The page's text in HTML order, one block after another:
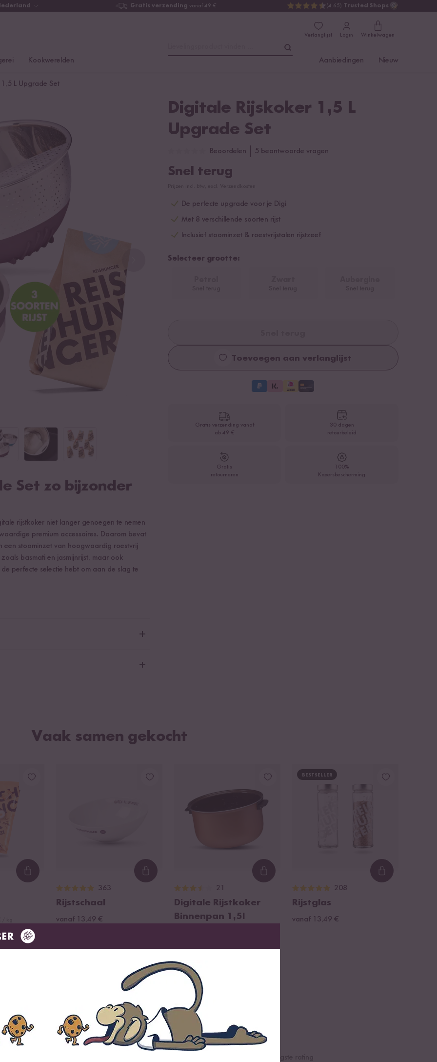
Gratis verzending vanaf 49 € (4.65) Trusted Shops
Verlanglijst Login Winkelwagen
Kookwerelden Aanbiedingen Nieuw
1,5 L Upgrade Set
Digitale Rijskoker 1,5 L
Upgrade Set
Beoordelen 5 beantwoorde vragen
Snel terug
De perfecte upgrade voor je Digi
Met 8 verschillende soorten rijst
Inclusief stoominzet & roestvrijstalen rijstzeef
Selecteer grootte:
Toevoegen aan verlanglijst
Gratis verzending vanaf
ab 49 €
30 dagen
retourbeleid
Gratis
retourneren
100%
Kopersbescherming
Set zo bijzonder
rijstkoker niet langer genoegen te nemen
premium accessoires. Daarom bevat
een stoominzet van hoogwaardig roestvrij
basmati en jasmijnrijst, maar ook
perfecte selectie hebt om aan de slag te
met siliconen coating
Vaak samen gekocht
Loading... Loading...
363
Rijstschaal
vanaf 13,49 €
Loading...
21
Digitale Rijstkoker
Binnenpan 1,5l
BESTSELLER
Loading...
208
Rijstglas
vanaf 13,49 €
Dit zeggen onze klanten